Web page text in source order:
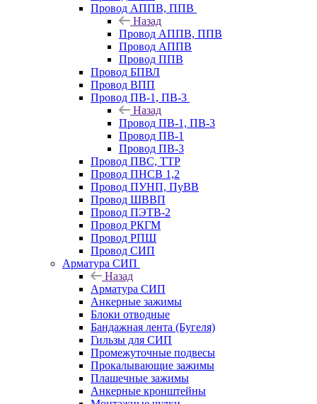
Провод АППВ, ППВ
Назад
Провод АППВ, ППВ
Провод АППВ
Провод ППВ
Провод БПВЛ
Провод ВПП
Провод ПВ-1, ПВ-3
Назад
Провод ПВ-1, ПВ-3
Провод ПВ-1
Провод ПВ-3
Провод ПВС, ТТР
Провод ПНСВ 1,2
Провод ПУНП, ПуВВ
Провод ШВВП
Провод ПЭТВ-2
Провод РКГМ
Провод РПШ
Провод СИП
Арматура СИП
Назад
Арматура СИП
Анкерные зажимы
Блоки отводные
Бандажная лента (Бугеля)
Гильзы для СИП
Промежуточные подвесы
Прокалывающие зажимы
Плашечные зажимы
Анкерные кронштейны